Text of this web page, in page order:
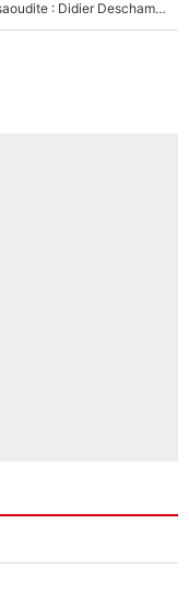
De l’équipe de France à un pont d’or en Arabie saoudite : Didier Deschamps a donné sa réponse !